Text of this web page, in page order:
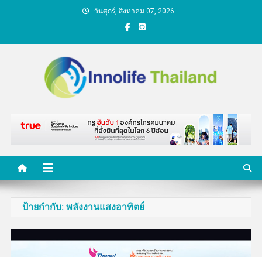
วันศุกร์, สิงหาคม 07, 2026
คนกับความคิด ชีวิตกับ
นวัตกรรม
ป้ายกำกับ: พลังงานแสงอาทิตย์